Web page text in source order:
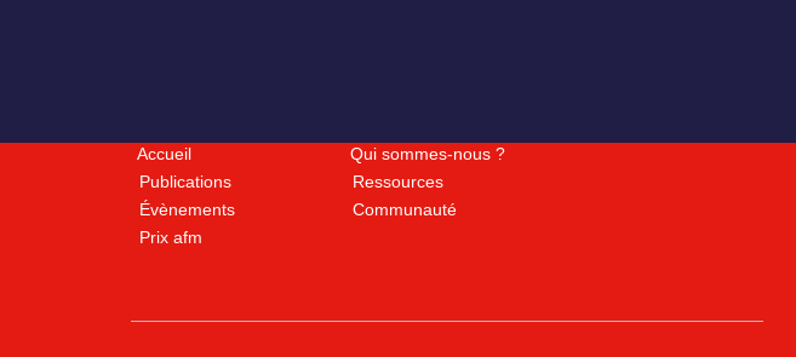
Accueil
Qui sommes-nous ?
Publications
Ressources
Évènements
Communauté
Prix afm